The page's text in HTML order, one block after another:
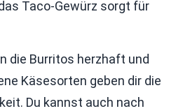
Taco-Gewürz sorgt für
die Burritos herzhaft und
Käsesorten geben dir die
Du kannst auch nach